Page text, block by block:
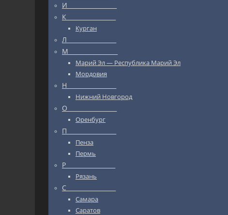
И_________________
К_________________
Курган
Л_________________
М_________________
Марий Эл — Республика Марий Эл
Мордовия
Н_________________
Нижний Новгород
О_________________
Оренбург
П_________________
Пенза
Пермь
Р_________________
Рязань
С_________________
Самара
Саратов